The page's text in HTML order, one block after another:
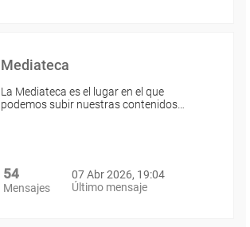
Mediateca
La Mediateca es el lugar en el que
podemos subir nuestras contenidos…
54
Mensajes
07 Abr 2026, 19:04
Último mensaje